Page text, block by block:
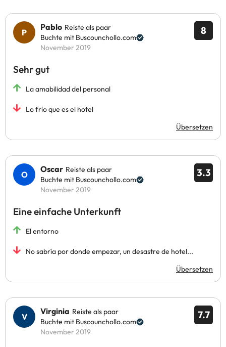
8
Pablo Reiste als paar
Buchte mit Buscounchollo.com
November 2019
Sehr gut
La amabilidad del personal
Lo frio que es el hotel
Übersetzen
3.3
Oscar Reiste als paar
Buchte mit Buscounchollo.com
November 2019
Eine einfache Unterkunft
El entorno
No sabría por donde empezar, un desastre de hotel...
Übersetzen
7.7
Virginia Reiste als paar
Buchte mit Buscounchollo.com
November 2019